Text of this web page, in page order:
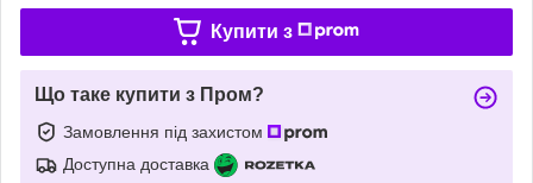
Купити з
Що таке купити з Пром?
Замовлення під захистом
Доступна доставка